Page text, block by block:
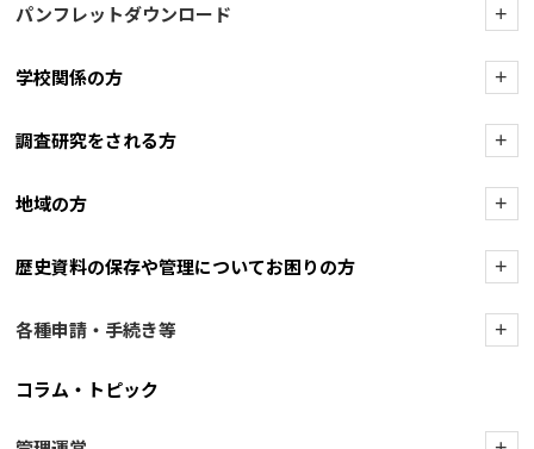
パンフレットダウンロード +
学校関係の方 +
調査研究をされる方 +
地域の方 +
歴史資料の保存や管理についてお困りの方 +
各種申請・手続き等 +
コラム・トピック